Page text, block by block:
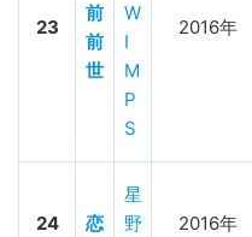
23
前
前
世
W
I
M
P
S
2016年
24 恋
星
野
2016年